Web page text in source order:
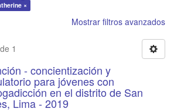
×
Mostrar filtros avanzados
1
- concientización y
para jóvenes con
en el distrito de San
Lima - 2019